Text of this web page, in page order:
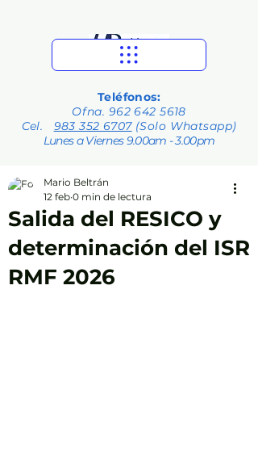
Teléfonos:
Ofna. 962 642 5618
Cel. 983 352 6707(Solo Whatsapp)
Lunes a Viernes 9.00am - 3.00pm
Salida del RESICO y
determinación del ISR
RMF 2026
Mario Beltrán
12 feb 0 min de lectura